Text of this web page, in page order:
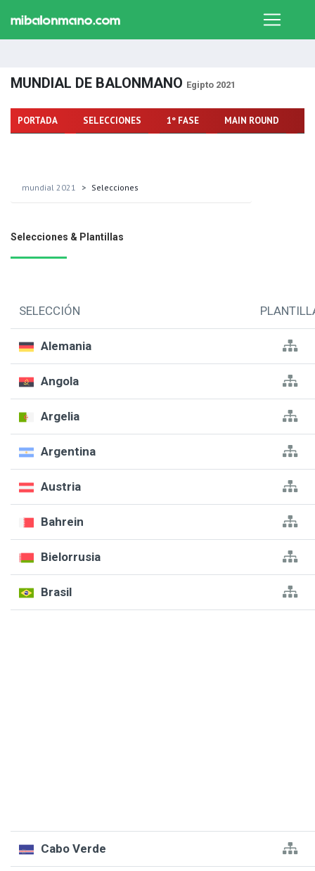
MUNDIAL DE BALONMANO Egipto 2021
PORTADA SELECCIONES 1º FASE MAIN ROUND
mundial 2021 Selecciones
Selecciones & Plantillas
SELECCIÓN
Alemania
Angola
Argelia
Argentina
Austria
Bahrein
Bielorrusia
Brasil
Cabo Verde